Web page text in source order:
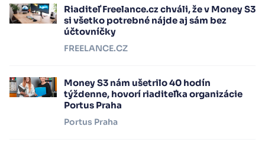
Riaditeľ Freelance.cz chváli, že v Money S3
si všetko potrebné nájde aj sám bez
účtovníčky
FREELANCE.CZ
Money S3 nám ušetrilo 40 hodín
týždenne, hovorí riaditeľka organizácie
Portus Praha
Portus Praha